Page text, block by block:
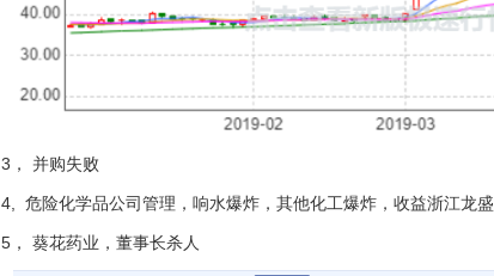
3， 并购失败
4, 危险化学品公司管理，响水爆炸，其他化工爆炸，收益浙江龙盛
5， 葵花药业，董事长杀人